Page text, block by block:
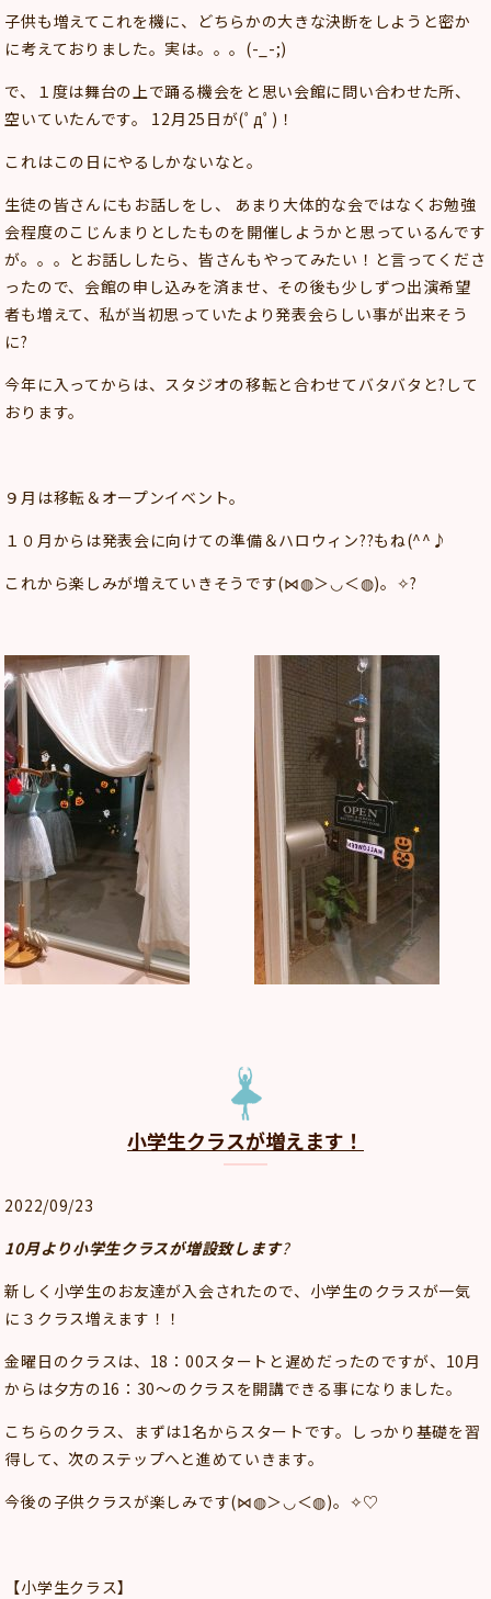
子供も増えてこれを機に、どちらかの大きな決断をしようと密か
に考えておりました。実は。。。(-_-;)
で、１度は舞台の上で踊る機会をと思い会館に問い合わせた所、
空いていたんです。 12月25日が(ﾟдﾟ)！
これはこの日にやるしかないなと。
生徒の皆さんにもお話しをし、 あまり大体的な会ではなくお勉強
会程度のこじんまりとしたものを開催しようかと思っているんです
が。。。とお話ししたら、皆さんもやってみたい！と言ってくださ
ったので、会館の申し込みを済ませ、その後も少しずつ出演希望
者も増えて、私が当初思っていたより発表会らしい事が出来そう
に?
今年に入ってからは、スタジオの移転と合わせてバタバタと?して
おります。
９月は移転＆オープンイベント。
１０月からは発表会に向けての準備＆ハロウィン??もね(^^♪
これから楽しみが増えていきそうです(⋈◍＞◡＜◍)。✧?
小学生クラスが増えます！
2022/09/23
10月より小学生クラスが増設致します?
新しく小学生のお友達が入会されたので、小学生のクラスが一気
に３クラス増えます！！
金曜日のクラスは、18：00スタートと遅めだったのですが、10月
からは夕方の16：30～のクラスを開講できる事になりました。
こちらのクラス、まずは1名からスタートです。しっかり基礎を習
得して、次のステップへと進めていきます。
今後の子供クラスが楽しみです(⋈◍＞◡＜◍)。✧♡
【小学生クラス】